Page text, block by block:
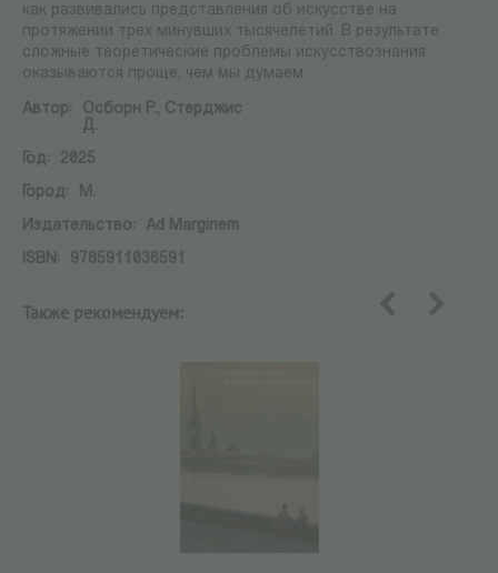
как развивались представления об искусстве на
протяжении трех минувших тысячелетий. В результате
сложные теоретические проблемы искусствознания
оказываются проще, чем мы думаем.
Автор:
Осборн Р., Стерджис
Д.
Год:
2025
Город:
М.
Издательство:
Ad Marginem
ISBN:
9785911036591
Также рекомендуем: